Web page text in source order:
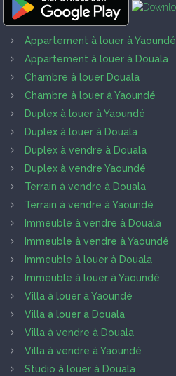
Appartement à louer à Yaoundé
Appartement à louer à Douala
Chambre à louer Douala
Chambre à louer à Yaoundé
Duplex à louer à Yaoundé
Duplex à louer à Douala
Duplex à vendre à Douala
Duplex à vendre Yaoundé
Terrain à vendre à Douala
Terrain à vendre à Yaoundé
Immeuble à vendre à Douala
Immeuble à vendre à Yaoundé
Immeuble à louer à Douala
Immeuble à louer à Yaoundé
Villa à louer à Yaoundé
Villa à louer à Douala
Villa à vendre à Douala
Villa à vendre à Yaoundé
Studio à louer à Douala